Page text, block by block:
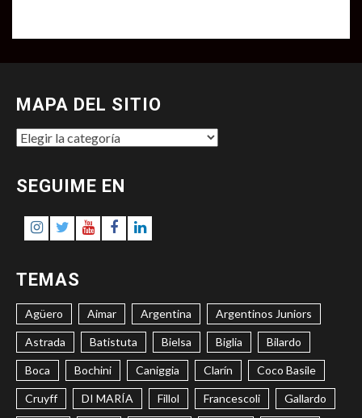
MAPA DEL SITIO
MAPA
SITIO
SEGUIME EN
Instagram
Twitter
Youtube
Facebook
LinkedIn
TEMAS
Agüero Aimar Argentina Argentinos Juniors
Astrada Batistuta Bielsa Biglia Bilardo
Boca Bochini Caniggia Clarín Coco Basile
Cruyff DI MARÍA Fillol Francescoli Gallardo